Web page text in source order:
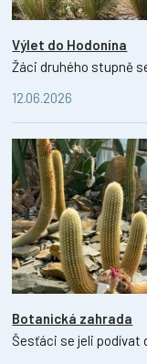
Výlet do Hodonína
Žáci druhého stupně
12.06.2026
Botanická zahrada
Šesťáci se jeli podívat